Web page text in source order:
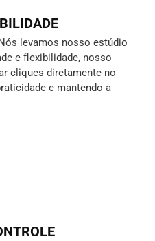
levamos nosso estúdio
e flexibilidade, nosso
cliques diretamente no
e mantendo a